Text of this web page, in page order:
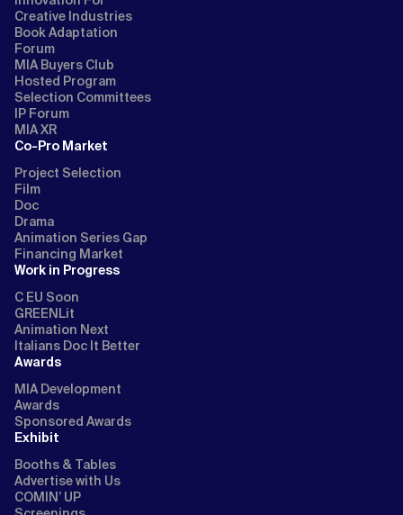
Creative Industries
Book Adaptation
Forum
MIA Buyers Club
Hosted Program
Selection Committees
IP Forum
MIA XR
Co-Pro Market
Project Selection
Film
Doc
Drama
Animation Series Gap
Financing Market
Work in Progress
C EU Soon
GREENLit
Animation Next
Italians Doc It Better
Awards
MIA Development
Awards
Sponsored Awards
Exhibit
Booths & Tables
Advertise with Us
COMIN’ UP